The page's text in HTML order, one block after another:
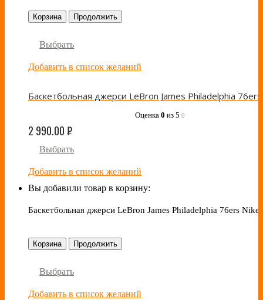
Корзина Продолжить
Выбрать
Добавить в список желаний
Оценка 0 из 5 0
2 990.00₽
Выбрать
Добавить в список желаний
Вы добавили товар в корзину:
Баскетбольная джерси LeBron James Philadelphia 76ers Nike
Корзина Продолжить
Выбрать
Добавить в список желаний